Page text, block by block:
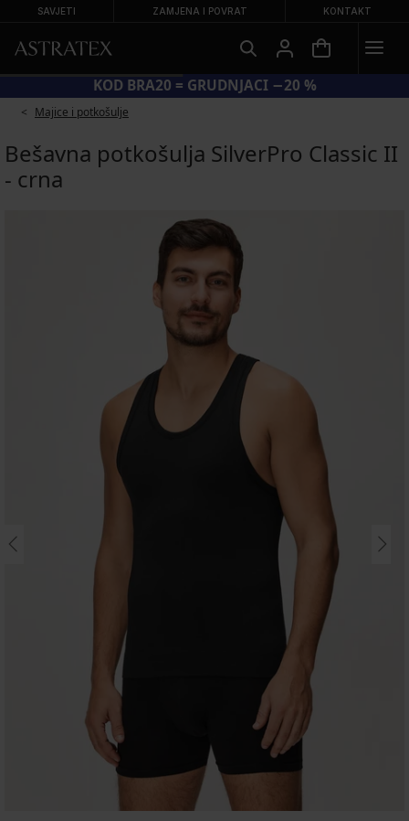
SAVJETI ZAMJENA I POVRAT KONTAKT
KOD BRA20 = GRUDNJACI −20 %
Majice i potkošulje
Bešavna potkošulja SilverPro Classic II
- crna